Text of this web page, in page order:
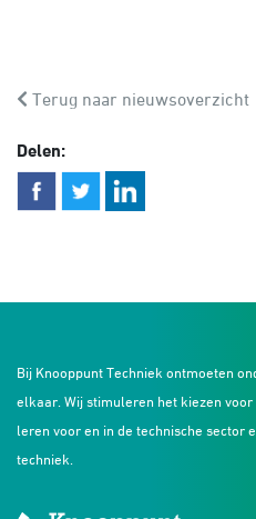
Terug naar nieuwsoverzicht
Delen:
Bij Knooppunt Techniek ontmoeten
elkaar. Wij stimuleren het kiezen
leren voor en in de technische sector
techniek.